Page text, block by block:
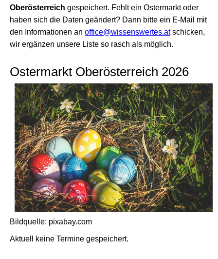
Oberösterreich gespeichert. Fehlt ein Ostermarkt oder
haben sich die Daten geändert? Dann bitte ein E-Mail mit
den Informationen an office@wissenswertes.atschicken,
wir ergänzen unsere Liste so rasch als möglich.
Ostermarkt Oberösterreich 2026
Bildquelle: pixabay.com
Aktuell keine Termine gespeichert.